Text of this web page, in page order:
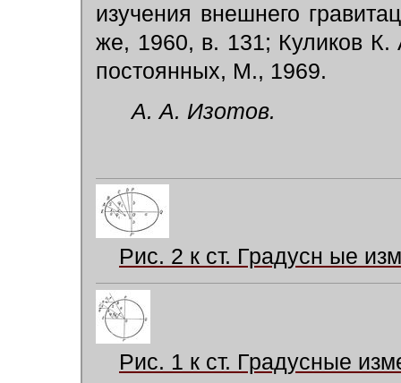
изучения внешнего
же, 1960, в. 131; Куликов К.
постоянных, М., 1969.
А. А. Изотов.
Рис. 2 к ст. Градусн ые
Рис. 1 к ст. Градусные